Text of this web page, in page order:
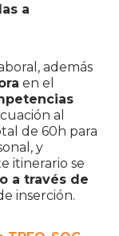
a
además
en el
al
de 60h para
y
itinerario se
a través de
inserción.